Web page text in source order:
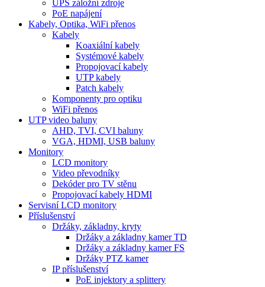
UPS záložní zdroje
PoE napájení
Kabely, Optika, WiFi přenos
Kabely
Koaxiální kabely
Systémové kabely
Propojovací kabely
UTP kabely
Patch kabely
Komponenty pro optiku
WiFi přenos
UTP video baluny
AHD, TVI, CVI baluny
VGA, HDMI, USB baluny
Monitory
LCD monitory
Video převodníky
Dekóder pro TV stěnu
Propojovací kabely HDMI
Servisní LCD monitory
Příslušenství
Držáky, základny, kryty
Držáky a základny kamer TD
Držáky a základny kamer FS
Držáky PTZ kamer
IP příslušenství
PoE injektory a splittery